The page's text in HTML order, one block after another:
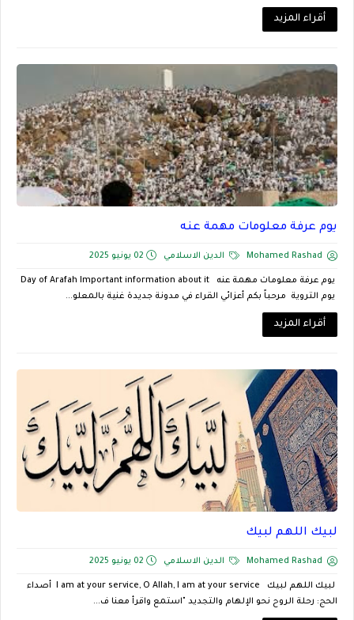
أقراء المزيد
يوم عرفة معلومات مهمة عنه
Mohamed Rashad الدين الاسلامي 02 يونيو 2025
يوم عرفة معلومات مهمة عنه Day of Arafah Important information about it
يوم التروية مرحباً بكم أعزائي القراء في مدونة جديدة غنية بالمعلو...
أقراء المزيد
لبيك اللهم لبيك
Mohamed Rashad الدين الاسلامي 02 يونيو 2025
لبيك اللهم لبيك I am at your service, O Allah, I am at your service أصداء
الحج: رحلة الروح نحو الإلهام والتجديد "استمع واقرأ معنا ف...